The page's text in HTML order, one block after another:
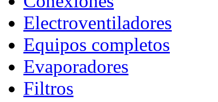
Electroventiladores
Equipos completos
Evaporadores
Filtros